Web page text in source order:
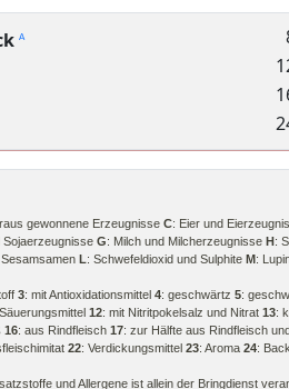
A
gewonnene Erzeugnisse C: Eier und
Sojaerzeugnisse G: Milch und Milcherzeugnisse H:
Sesamsamen L: Schwefeldioxid und Sulphite M:
3: mit Antioxidationsmittel 4: geschwärtz 5:
12: mit Nitritpokelsalz und Nitrat 13:
16: aus Rindfleisch 17: zur Hälfte aus Rindfleisch
22: Verdickungsmittel 23: Aroma 24:
und Allergene ist allein der Bringdienst